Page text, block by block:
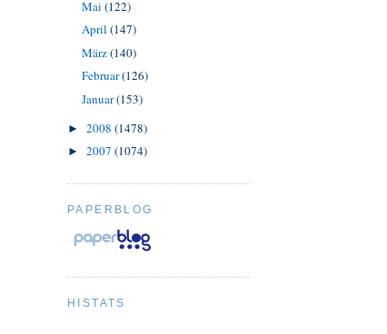
Mai (122)
April (147)
März(140)
Februar(126)
Januar(153)
► 2008 (1478)
► 2007 (1074)
PAPERBLOG
HISTATS